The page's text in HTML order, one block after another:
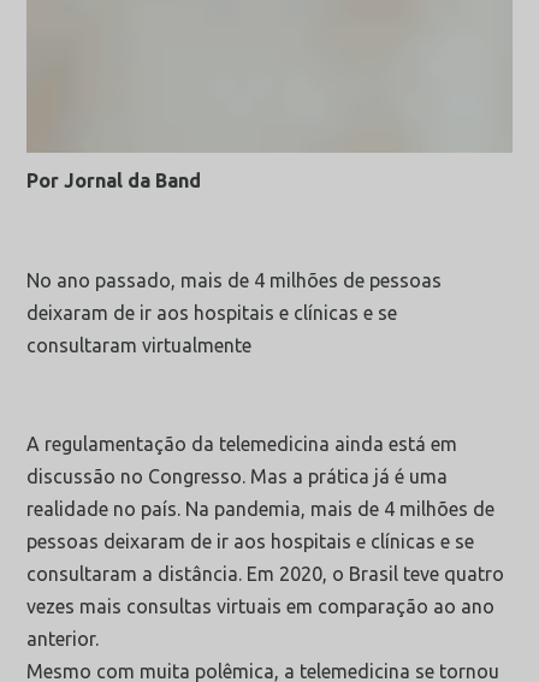
Por Jornal da Band
No ano passado, mais de 4 milhões de pessoas
deixaram de ir aos hospitais e clínicas e se
consultaram virtualmente
A regulamentação da telemedicina ainda está em
discussão no Congresso. Mas a prática já é uma
realidade no país. Na pandemia, mais de 4 milhões de
pessoas deixaram de ir aos hospitais e clínicas e se
consultaram a distância. Em 2020, o Brasil teve quatro
vezes mais consultas virtuais em comparação ao ano
anterior.
Mesmo com muita polêmica, a telemedicina se tornou